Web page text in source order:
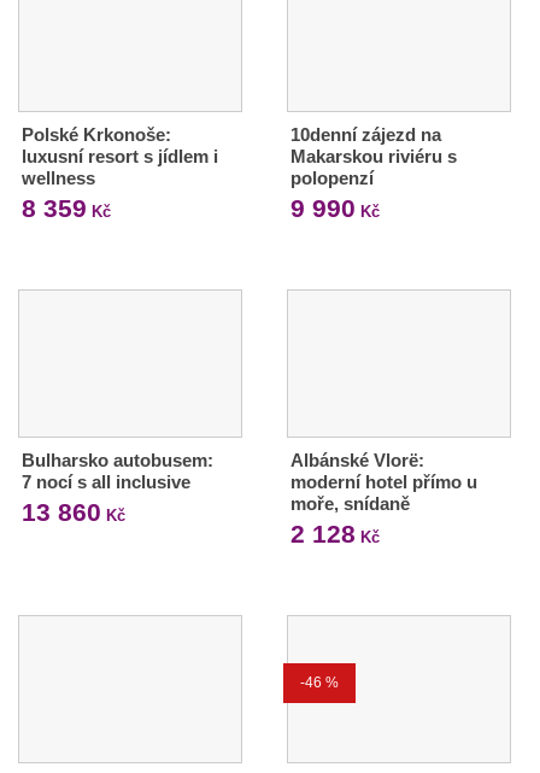
Polské Krkonoše:
luxusní resort s jídlem i
wellness
8 359 Kč
10denní zájezd na
Makarskou riviéru s
polopenzí
9 990 Kč
Bulharsko autobusem:
7 nocí s all inclusive
13 860 Kč
Albánské Vlorë:
moderní hotel přímo u
moře, snídaně
2 128 Kč
-46 %